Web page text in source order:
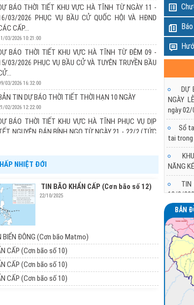
2026 17:24:00
thế thời tiết: Đợt không khí lạnh tăng cường vào ngày 12/3 đang
nay và sáng mai (14/03) khu vực Hà Tĩnh có không khí lạnh tăng
ngày 15 và 16/3 chủ yếu chịu ảnh hưởng của không khí lạnh suy yếu
BÁO THỜI TIẾT KHU VỰC HÀ TĨNH TỪ NGÀY 11 -
03/2026 PHỤC VỤ BẦU CỬ QUỐC HỘI VÀ HĐND
CẤP...
03/2026 10:21:00
BÁO THỜI TIẾT KHU VỰC HÀ TĨNH TỪ ĐÊM 09 -
03/2026 PHỤC VỤ BẦU CỬ VÀ TUYÊN TRUYỀN BẦU
03/2026 16:32:00
TIN DỰ BÁO THỜI TIẾT THỜI HẠN 10 NGÀY
02/2026 12:22:00
BÁO THỜI TIẾT KHU VỰC HÀ TĨNH PHỤC VỤ DỊP
NGUYÊN ĐÁN BÍNH NGỌ TỪ NGÀY 21 - 22/2 (TỨC
DỰ BÁO THỜI TIẾT KHU VỰC HÀ TĨNH PHỤC VỤ DỊP
19/02/2026 13:19:00
NHIỆT ĐỚI
TIN BÃO KHẨN CẤP (Cơn bão số 12)
22/10/2025
BIỂN ĐÔNG (Cơn bão Matmo)
CẤP (Cơn bão số 10)
CẤP (Cơn bão số 10)
CẤP (Cơn bão số 10)
DỰ
NGÀY
ngày
Sổ
tai trong
NĂNG
TIN
18/8/
()
BẢN